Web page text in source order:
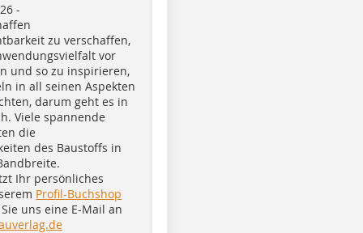
-
zu verschaffen,
vor
und so zu inspirieren,
in all seinen Aspekten
darum geht es in
Viele spannende
die
des Baustoffs in
Ihr persönliches
Profil-Buchshop
uns eine E-Mail an